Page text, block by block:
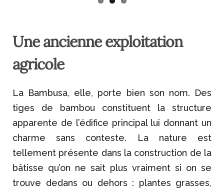
Une ancienne exploitation
agricole
La Bambusa, elle, porte bien son nom. Des
tiges de bambou constituent la structure
apparente de l’édifice principal lui donnant un
charme sans conteste. La nature est
tellement présente dans la construction de la
bâtisse qu’on ne sait plus vraiment si on se
trouve dedans ou dehors : plantes grasses,